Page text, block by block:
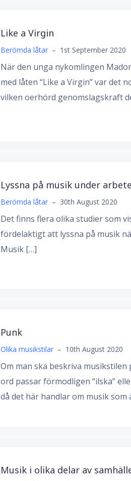
Like a Virgin
Berömda låtar – 1st September 2020
När den unga nykomlingen
med låten “Like a Virgin” var det
vilken oerhörd genomslagskraft
Lyssna på musik under
Berömda låtar – 30th August 2020
Det finns flera olika studier som
fördelaktigt att lyssna på musik
Musik […]
Punk
Olika musikstilar – 10th August 2020
Om man ska beskriva musikstilen
ord passar förmodligen “ilska”
då det här handlar om musik som
Musik i olika delar av